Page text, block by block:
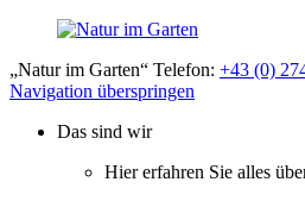
„Natur im Garten“ Telefon: +43 (0)
Navigation überspringen
Das sind wir
Hier erfahren Sie alles